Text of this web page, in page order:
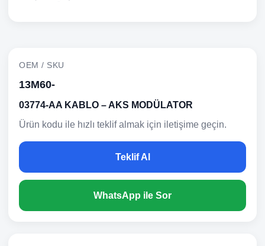
OEM / SKU
13M60-
03774-AA KABLO – AKS MODÜLATOR
Ürün kodu ile hızlı teklif almak için iletişime geçin.
Teklif Al
WhatsApp ile Sor